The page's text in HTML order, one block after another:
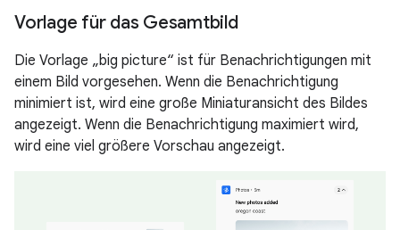
Vorlage für das Gesamtbild
Die Vorlage „big picture“ ist für Benachrichtigungen mit
einem Bild vorgesehen. Wenn die Benachrichtigung
minimiert ist, wird eine große Miniaturansicht des Bildes
angezeigt. Wenn die Benachrichtigung maximiert wird,
wird eine viel größere Vorschau angezeigt.